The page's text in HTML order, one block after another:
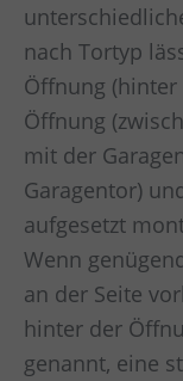
nach Tortyp
Öffnung (hinter
Öffnung
mit der
Garagentor)
aufgesetzt
Wenn
an der Seite
hinter der
genannt, eine